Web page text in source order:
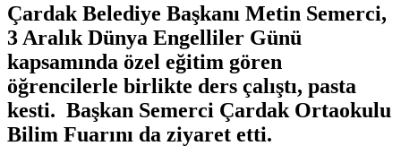
Çardak Belediye Başkanı Metin Semerci,
3 Aralık Dünya Engelliler Günü
kapsamında özel eğitim gören
öğrencilerle birlikte ders çalıştı, pasta
kesti. Başkan Semerci Çardak Ortaokulu
Bilim Fuarını da ziyaret etti.